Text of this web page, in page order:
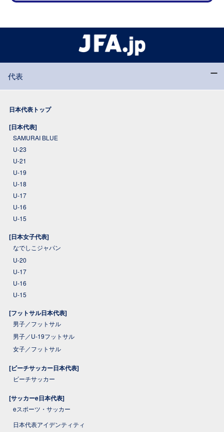
代表
日本代表トップ
[日本代表]
SAMURAI BLUE
U-23
U-21
U-19
U-18
U-17
U-16
U-15
[日本女子代表]
なでしこジャパン
U-20
U-17
U-16
U-15
[フットサル日本代表]
男子／フットサル
男子／U-19フットサル
女子／フットサル
[ビーチサッカー日本代表]
ビーチサッカー
[サッカーe日本代表]
eスポーツ・サッカー
日本代表アイデンティティ